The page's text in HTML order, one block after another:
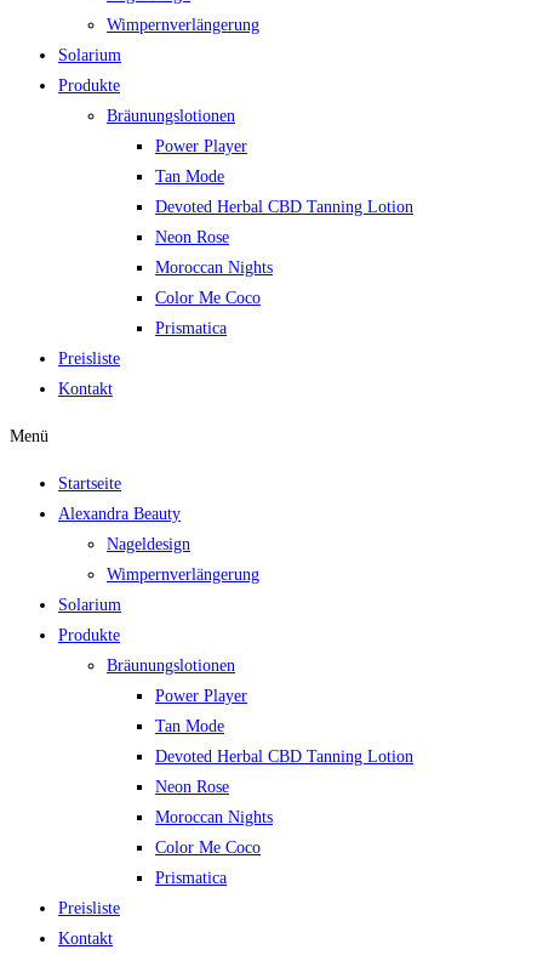
Wimpernverlängerung
Solarium
Produkte
Bräunungslotionen
Power Player
Tan Mode
Devoted Herbal CBD Tanning Lotion
Neon Rose
Moroccan Nights
Color Me Coco
Prismatica
Preisliste
Kontakt
Menü
Startseite
Alexandra Beauty
Nageldesign
Wimpernverlängerung
Solarium
Produkte
Bräunungslotionen
Power Player
Tan Mode
Devoted Herbal CBD Tanning Lotion
Neon Rose
Moroccan Nights
Color Me Coco
Prismatica
Preisliste
Kontakt